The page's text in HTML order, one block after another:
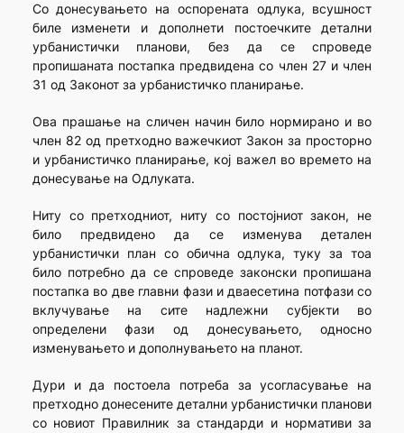
Со донесувањето на оспорената одлука, всушност
биле изменети и дополнети постоечките детални
урбанистички планови, без да се спроведе
пропишаната постапка предвидена со член 27 и член
31 од Законот за урбанистичко планирање.
Ова прашање на сличен начин било нормирано и во
член 82 од претходно важечкиот Закон за просторно
и урбанистичко планирање, кој важел во времето на
донесување на Одлуката.
Ниту со претходниот, ниту со постојниот закон, не
било предвидено да се изменува детален
урбанистички план со обична одлука, туку за тоа
било потребно да се спроведе законски пропишана
постапка во две главни фази и дваесетина потфази со
вклучување на сите надлежни субјекти во
определени фази од донесувањето, односно
изменувањето и дополнувањето на планот.
Дури и да постоела потреба за усогласување на
претходно донесените детални урбанистички планови
со новиот Правилник за стандарди и нормативи за